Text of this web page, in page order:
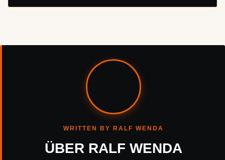
WRITTEN BY RALF WENDA
ÜBER RALF WENDA